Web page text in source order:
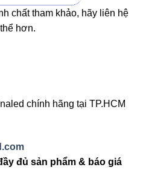
góc lớn.”
V5OSM-32
nhiều trong thiết
nhờ CRI > 80 giúp vật thể
xác.
chất tham khảo, hãy liên hệ
hơn.
chính hãng tại TP.HCM
đủ sản phẩm & báo giá